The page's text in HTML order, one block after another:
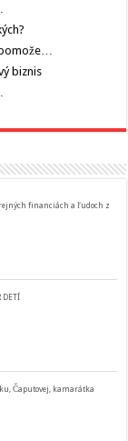
biznis
financiách a ľudoch z
DETÍ
Čaputovej, kamarátka